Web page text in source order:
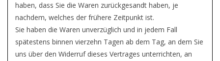
haben, dass Sie die Waren zurückgesandt haben, je
nachdem, welches der frühere Zeitpunkt ist.
Sie haben die Waren unverzüglich und in jedem Fall
spätestens binnen vierzehn Tagen ab dem Tag, an dem Sie
uns über den Widerruf dieses Vertrages unterrichten, an